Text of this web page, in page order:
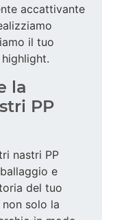
accattivante
il tuo
la
PP
nastri PP
e
del tuo
solo la